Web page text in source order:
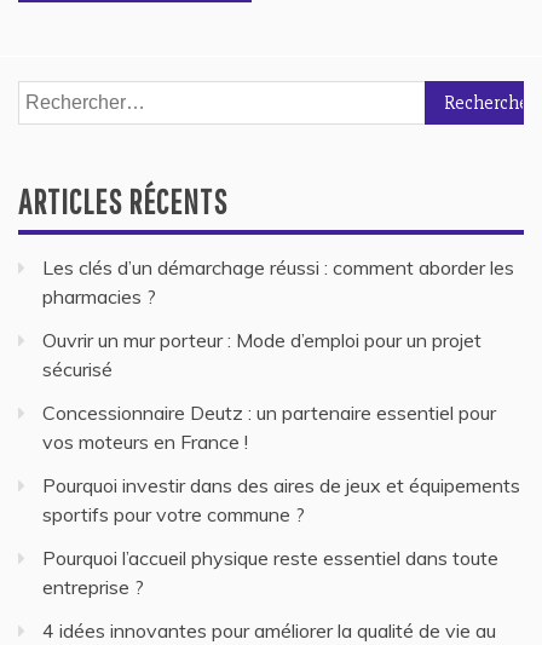
Rechercher :
ARTICLES RÉCENTS
Les clés d’un démarchage réussi : comment aborder les
pharmacies ?
Ouvrir un mur porteur : Mode d’emploi pour un projet
sécurisé
Concessionnaire Deutz : un partenaire essentiel pour
vos moteurs en France !
Pourquoi investir dans des aires de jeux et équipements
sportifs pour votre commune ?
Pourquoi l’accueil physique reste essentiel dans toute
entreprise ?
4 idées innovantes pour améliorer la qualité de vie au